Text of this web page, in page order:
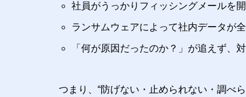
社員がうっかりフィッシングメールを
ランサムウェアによって社内データが
「何が原因だったのか？」が追えず、
つまり、“防げない・止められない・調べ